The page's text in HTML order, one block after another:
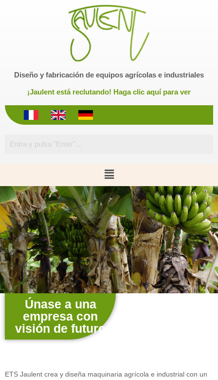
n
e
o
Diseño y fabricación de equipos agrícolas e industriales
¡Jaulent está reclutando! Haga clic aquí para ver
Únase a una
empresa con
visión de futuro
ETS Jaulent crea y diseña maquinaria agrícola e industrial con un